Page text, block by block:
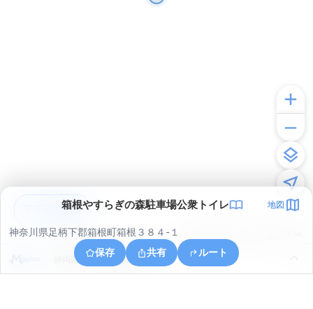
箱根やすらぎの森駐車場公衆トイレ 地図
神奈川県足柄下郡箱根町箱根３８４-１
保存
共有 ルート
静岡県田方郡函南町桑原
アプリで見る